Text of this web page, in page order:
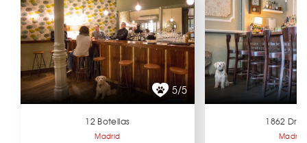
5/5
12 Botellas
Madrid
1862 Dry
Madrid